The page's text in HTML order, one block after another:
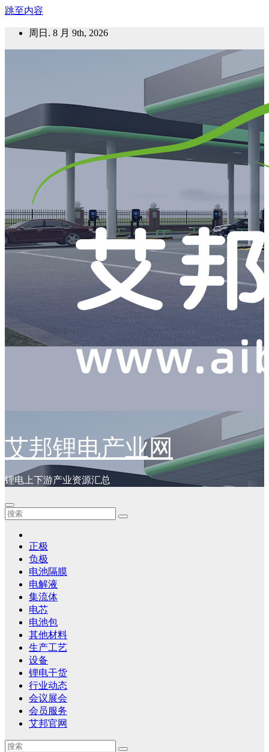
跳至内容
周日. 8 月 9th, 2026
艾邦锂电产业网
锂电上下游产业资源汇总
正极
负极
电池隔膜
电解液
集流体
电芯
电池包
其他材料
生产工艺
设备
锂电干货
行业动态
会议展会
会员服务
艾邦官网